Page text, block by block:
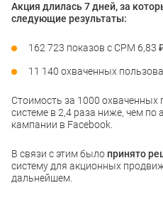
Акция длилась 7 дней, за
следующие результаты:
162 723 показов с CPM 6,83
11 140 охваченных
Стоимость за 1000 охваченных
системе в 2,4 раза ниже, чем по
кампании в Facebook.
В связи с этим было принято
систему для акционных
дальнейшем.